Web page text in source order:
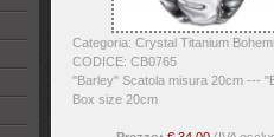
Categoria: Crystal Titanium
CODICE: CB0765
"Barley" Scatola misura 20cm ---
Box size 20cm